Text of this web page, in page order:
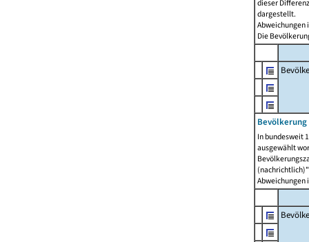
dieser
dargestellt.
Abweichungen
Die
In bundesweit
ausgewählt
Abweichungen